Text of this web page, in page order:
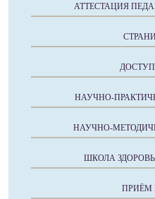
АТТЕСТАЦИЯ
НАУЧНО-
НАУЧНО-
ШКОЛА
ПРИЁМ